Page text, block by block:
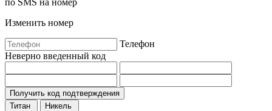
по SMS на номер
Изменить номер
Телефон
Неверно введенный код
Получить код подтверждения
Титан
Никель